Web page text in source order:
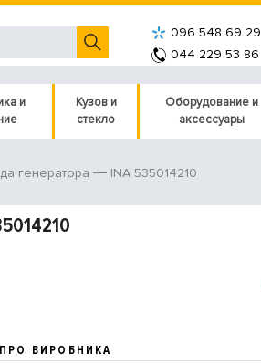
096 548 69 29
044 229 53 86
и
Кузов и
стекло
Оборудование и
аксессуары
генератора INA 535014210
ПРО ВИРОБНИКА